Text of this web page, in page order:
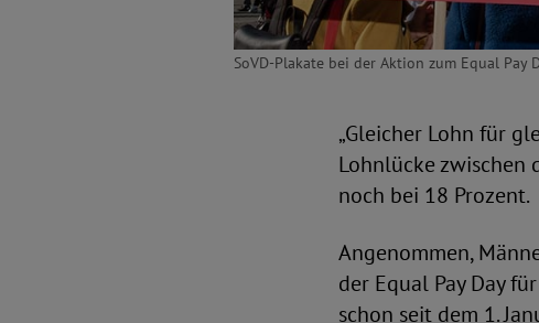
SoVD-Plakate bei der Aktion zum Equal Pay
„Gleicher Lohn für
Lohnlücke zwischen
noch bei 18 Prozent.
Angenommen,
der Equal Pay Day
schon seit dem 1.